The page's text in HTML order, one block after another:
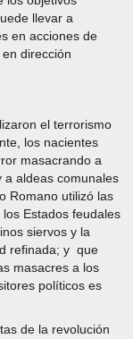
llevar a
en acciones de
dirección
el terrorismo
los nacientes
masacrando a
a aldeas comunales
Romano utilizó las
Estados feudales
siervos y la
refinada; y que
masacres a los
políticos es
de la revolución